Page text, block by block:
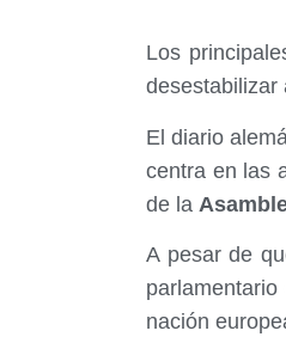
Los
desestabilizar
El diario
centra en las
de la
A pesar de
nación